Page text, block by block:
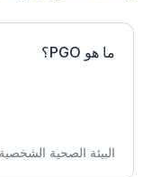
ما هو PGO؟
البيئة الصحية الشخصية